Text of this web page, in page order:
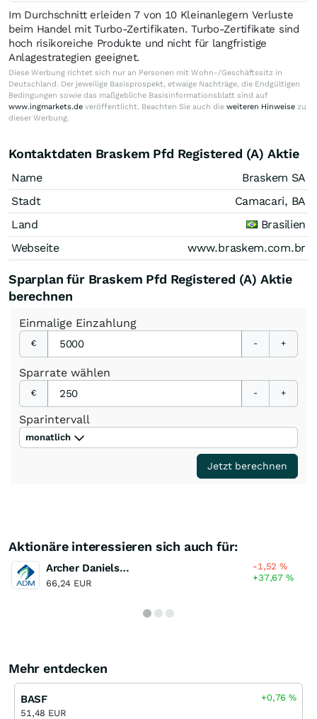
Im Durchschnitt erleiden 7 von 10 Kleinanlegern Verluste
beim Handel mit Turbo-Zertifikaten. Turbo-Zertifikate sind
hoch risikoreiche Produkte und nicht für langfristige
Anlagestrategien geeignet.
Diese Werbung richtet sich nur an Personen mit Wohn-/Geschäftssitz in
Deutschland. Der jeweilige Basisprospekt, etwaige Nachträge, die Endgültigen
Bedingungen sowie das maßgebliche Basisinformationsblatt sind auf
www.ingmarkets.de veröffentlicht. Beachten Sie auch die weiteren Hinweise zu
dieser Werbung.
Kontaktdaten Braskem Pfd Registered (A) Aktie
Name
Braskem SA
Stadt
Camacari, BA
Land
Brasilien
Webseite
www.braskem.com.br
Sparplan für Braskem Pfd Registered (A) Aktie
berechnen
Einmalige Einzahlung
€ - +
Sparrate wählen
€ - +
Sparintervall
monatlich
Jetzt berechnen
Aktionäre interessieren sich auch für:
Archer Daniels Midland Company
66,24 EUR
-1,52%
+37,67%
Mehr entdecken
BASF
51,48 EUR
+0,76%